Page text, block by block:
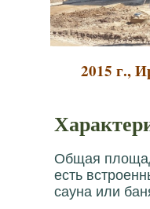
2015 г.,
Общая
есть
сауна или